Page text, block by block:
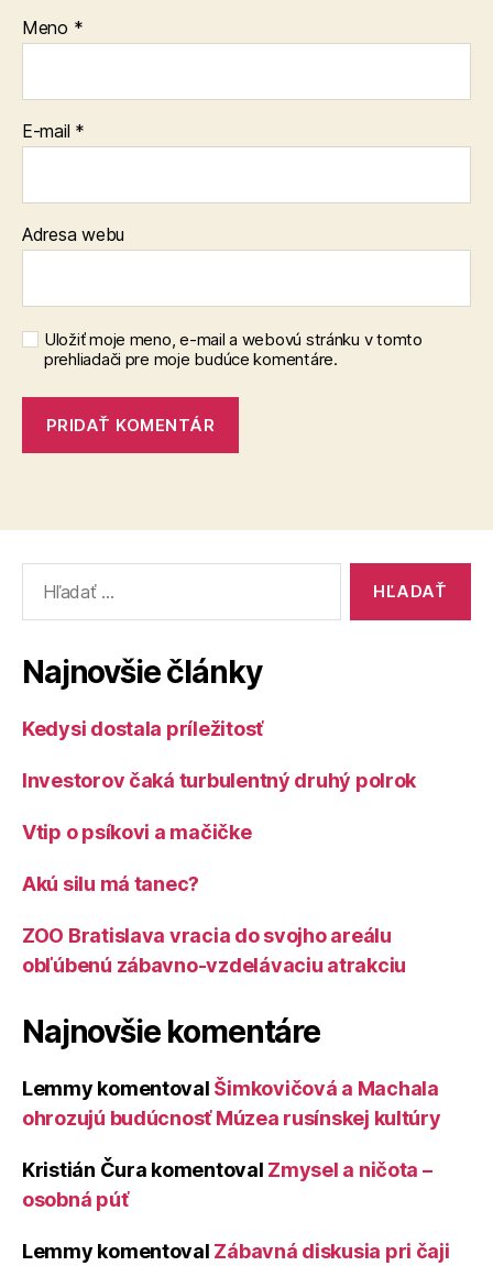
Meno *
E-mail *
Adresa webu
Uložiť moje meno, e-mail a webovú stránku v tomto
prehliadači pre moje budúce komentáre.
Najnovšie články
Kedysi dostala príležitosť
Investorov čaká turbulentný druhý polrok
Vtip o psíkovi a mačičke
Akú silu má tanec?
ZOO Bratislava vracia do svojho areálu
obľúbenú zábavno-vzdelávaciu atrakciu
Najnovšie komentáre
Lemmy komentoval Šimkovičová a Machala
ohrozujú budúcnosť Múzea rusínskej kultúry
Kristián Čura komentoval Zmysel a ničota –
osobná púť
Lemmy komentoval Zábavná diskusia pri čaji